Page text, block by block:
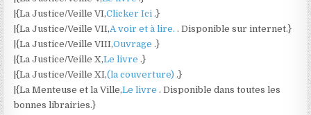
|{La Justice/Veille VI,Clicker Ici.}
|{La Justice/Veille VII,A voir et à lire.. Disponible sur internet.}
|{La Justice/Veille VIII,Ouvrage.}
|{La Justice/Veille X,Le livre.}
|{La Justice/Veille XI,(la couverture).}
|{La Menteuse et la Ville,Le livre. Disponible dans toutes les
bonnes librairies.}